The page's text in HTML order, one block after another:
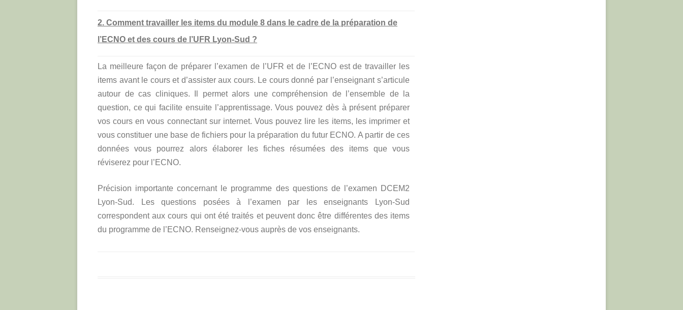
2. Comment travailler les items du module 8 dans le cadre de la préparation de
l’ECNO et des cours de l’UFR Lyon-Sud ?
La meilleure façon de préparer l’examen de l’UFR et de l’ECNO est de travailler les
items avant le cours et d’assister aux cours. Le cours donné par l’enseignant s’articule
autour de cas cliniques. Il permet alors une compréhension de l’ensemble de la
question, ce qui facilite ensuite l’apprentissage. Vous pouvez dès à présent préparer
vos cours en vous connectant sur internet. Vous pouvez lire les items, les imprimer et
vous constituer une base de fichiers pour la préparation du futur ECNO. A partir de ces
données vous pourrez alors élaborer les fiches résumées des items que vous
réviserez pour l’ECNO.
Précision importante concernant le programme des questions de l’examen DCEM2
Lyon-Sud. Les questions posées à l’examen par les enseignants Lyon-Sud
correspondent aux cours qui ont été traités et peuvent donc être différentes des items
du programme de l’ECNO. Renseignez-vous auprès de vos enseignants.